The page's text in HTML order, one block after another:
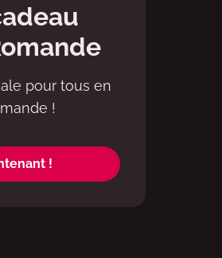
pour tous en
!
!